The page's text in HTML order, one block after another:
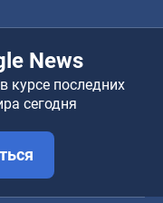
News
курсе последних
сегодня